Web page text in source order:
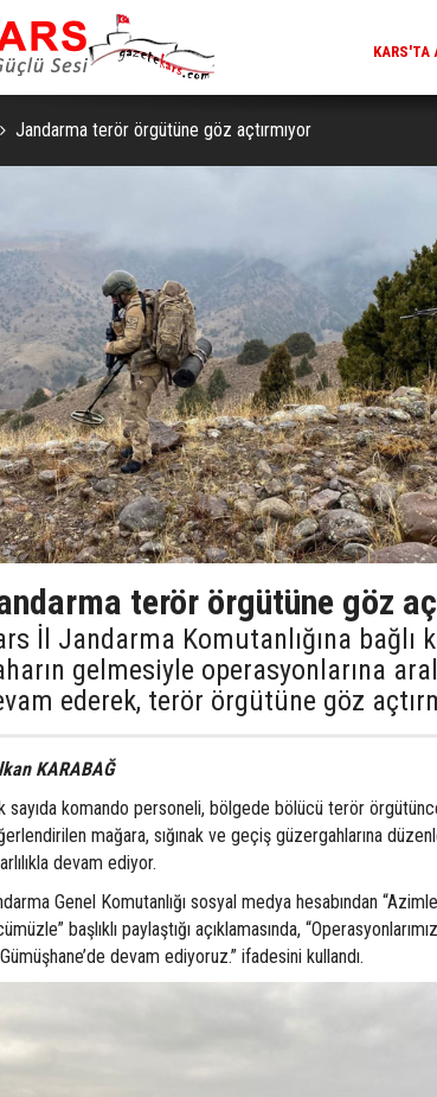
ARILI KOVAN DENETIMLERI SÜRÜYOR
MILLÎ GÜVENLIK
Jandarma terör örgütüne göz açtırmıyor
terör örgütüne göz
İl Jandarma Komutanlığına bağlı
gelmesiyle operasyonlarına
ederek, terör örgütüne göz
KARABAĞ
sayıda komando personeli, bölgede bölücü terör
mağara, sığınak ve geçiş güzergahlarına
devam ediyor.
Genel Komutanlığı sosyal medya hesabından
başlıklı paylaştığı açıklamasında,
devam ediyoruz.” ifadesini kullandı.